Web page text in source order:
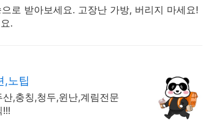
로 받아보세요. 고장난 가방, 버리지 마세요!
.
,노팁
,충칭,청두,윈난,계림전문